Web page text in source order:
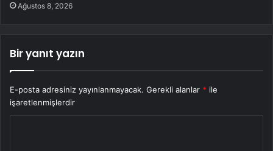
Ağustos 8, 2026
Bir yanıt yazın
E-posta adresiniz yayınlanmayacak. Gerekli alanlar * ile
işaretlenmişlerdir